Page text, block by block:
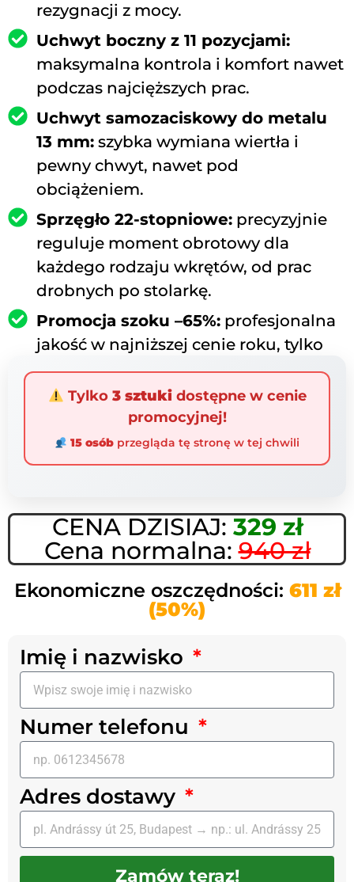
rezygnacji z mocy.
Uchwyt boczny z 11 pozycjami:
maksymalna kontrola i komfort nawet
podczas najcięższych prac.
Uchwyt samozaciskowy do metalu
13 mm: szybka wymiana wiertła i
pewny chwyt, nawet pod
obciążeniem.
Sprzęgło 22-stopniowe: precyzyjnie
reguluje moment obrotowy dla
każdego rodzaju wkrętów, od prac
drobnych po stolarkę.
Promocja szoku –65%: profesjonalna
jakość w najniższej cenie roku, tylko
na ograniczony czas.
Tylko 3 sztukidostępne w cenie
promocyjnej!
15 osóbprzegląda tę stronę w tej chwili
CENA DZISIAJ: 329 zł
Cena normalna:940 zł
Ekonomiczne oszczędności: 611 zł
(50%)
Imię i nazwisko
Numer telefonu
Adres dostawy
Zamów teraz!